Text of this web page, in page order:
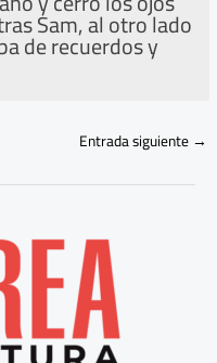
Sam, al otro lado
de recuerdos y
Entrada siguiente→